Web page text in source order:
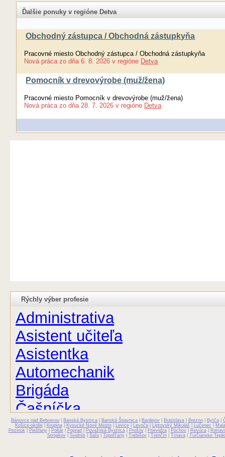
Ďalšie ponuky v regióne Detva
Obchodný zástupca / Obchodná zástupkyňa
Pracovné miesto Obchodný zástupca / Obchodná zástupkyňa
Nová práca zo dňa 6. 8. 2026 v regióne Detva
Pomocník v drevovýrobe (muž/žena)
Pracovné miesto Pomocník v drevovýrobe (muž/žena)
Nová práca zo dňa 28. 7. 2026 v regióne Detva
Rýchly výber profesie
Administrativa
Asistent učiteľa
Asistentka
Automechanik
Brigáda
Čašníčka
Čašník
Bánovce nad Bebravou Banská Bystrica Banská Štiavnica Bardejov Bratislava Brezno Bytča |
Košice-okolie| Krupina| Kysucké Nové Mesto| Levice| Levoča| Liptovský Mikuláš Lučenec
Pezinok
Piešťany| Poltár| Poprad Považská Bystrica| Prešov| Prievidza| Púchov| Revúca|
Stropkov| Svidník Šaľa| Topoľčany| Trebišov| Trenčín| Trnava| Turčianske